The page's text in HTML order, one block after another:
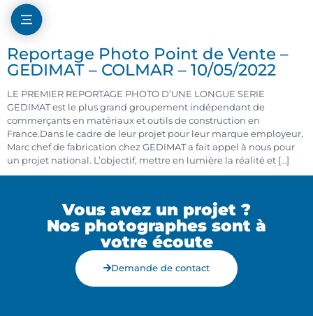
Reportage Photo Point de Vente –
GEDIMAT – COLMAR – 10/05/2022
LE PREMIER REPORTAGE PHOTO D’UNE LONGUE SERIE
GEDIMAT est le plus grand groupement indépendant de
commerçants en matériaux et outils de construction en
France.Dans le cadre de leur projet pour leur marque employeur,
Marc chef de fabrication chez GEDIMAT a fait appel à nous pour
un projet national. L’objectif, mettre en lumière la réalité et […]
Vous avez un projet ?
Nos photographes sont à
votre écoute
Demande de contact